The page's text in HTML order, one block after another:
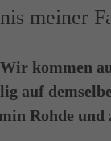
meiner
kommen
auf
Rohde